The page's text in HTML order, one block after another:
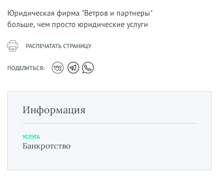
Юридическая фирма "Ветров и партнеры"
больше, чем просто юридические услуги
РАСПЕЧАТАТЬ СТРАНИЦУ
ПОДЕЛИТЬСЯ:
Информация
УСЛУГА
Банкротство